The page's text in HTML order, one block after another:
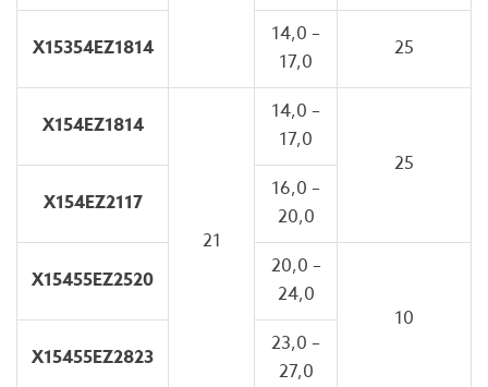
X15354EZ1814
14,0 –
17,0
25
X154EZ1814
21
14,0 –
17,0
25
X154EZ2117
16,0 –
20,0
X15455EZ2520
20,0 –
24,0
10
X15455EZ2823
23,0 –
27,0